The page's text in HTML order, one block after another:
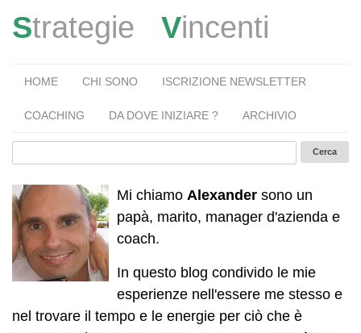
Strategie Vincenti
HOME CHI SONO ISCRIZIONE NEWSLETTER
COACHING DA DOVE INIZIARE ? ARCHIVIO
Mi chiamo Alexander sono un
papà, marito, manager d'azienda e
coach.
In questo blog condivido le mie
esperienze nell'essere me stesso e
nel trovare il tempo e le energie per ciò che è